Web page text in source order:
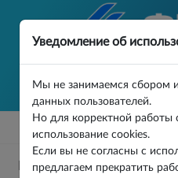
Уведомление об
Мы не занимаемся сбором
данных пользователей.
Но для корректной работы
использование cookies.
Если вы не согласны с
предлагаем прекратить
ПЕРВЕНСТВО РОССИИ